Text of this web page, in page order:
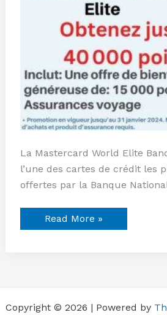
La Mastercard World Elite
l’une des cartes de crédit les
offertes par la Banque
Nationale
Read More »
Copyright © 2026 | Powered by